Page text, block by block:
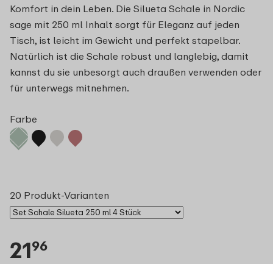
Komfort in dein Leben. Die Silueta Schale in Nordic
sage mit 250 ml Inhalt sorgt für Eleganz auf jeden
Tisch, ist leicht im Gewicht und perfekt stapelbar.
Natürlich ist die Schale robust und langlebig, damit
kannst du sie unbesorgt auch draußen verwenden oder
für unterwegs mitnehmen.
Farbe
20 Produkt-Varianten
2196